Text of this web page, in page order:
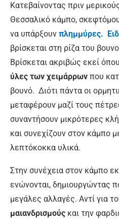
Κατεβαίνοντας πριν
Θεσσαλικό κάμπο,
να υπάρξουν πλημμύρες.
βρίσκεται στη ρίζα του
Βρίσκεται ακριβώς εκεί
ύλες των χειμάρρων που
βουνό. Διότι πάντα οι
μεταφέρουν μαζί τους
συναντήσουν μικρότερες
και συνεχίζουν στον κάμπο
λεπτόκοκκα υλικά.
Στην συνέχεια στον κάμπο
ενώνονται, δημιουργώντας
μεγάλες αλλαγές. Αντί για
μαιανδρισμούς και την